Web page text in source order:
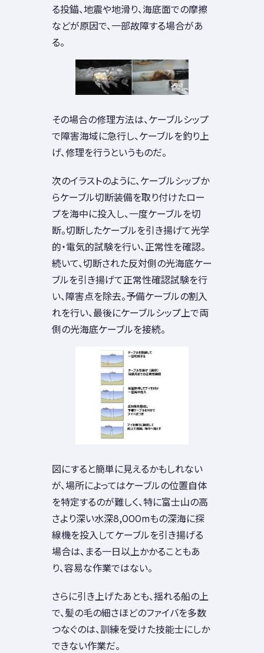
る投錨、地震や地滑り、海底面での摩擦
などが原因で、一部故障する場合があ
る。
その場合の修理方法は、ケーブルシップ
で障害海域に急行し、ケーブルを釣り上
げ、修理を行うというものだ。
次のイラストのように、ケーブルシップか
らケーブル切断装備を取り付けたロー
プを海中に投入し、一度ケーブルを切
断。切断したケーブルを引き揚げて光学
的・電気的試験を行い、正常性を確認。
続いて、切断された反対側の光海底ケー
ブルを引き揚げて正常性確認試験を行
い、障害点を除去。予備ケーブルの割入
れを行い、最後にケーブルシップ上で両
側の光海底ケーブルを接続。
図にすると簡単に見えるかもしれない
が、場所によってはケーブルの位置自体
を特定するのが難しく、特に富士山の高
さより深い水深8,000mもの深海に探
線機を投入してケーブルを引き揚げる
場合は、まる一日以上かかることもあ
り、容易な作業ではない。
さらに引き上げたあとも、揺れる船の上
で、髪の毛の細さほどのファイバを多数
つなぐのは、訓練を受けた技能士にしか
できない作業だ。